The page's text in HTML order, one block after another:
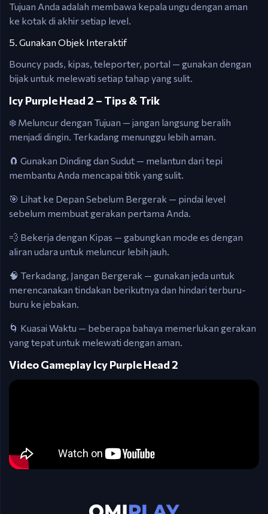
Tujuan Anda adalah membawa kepala ungu dengan aman
ke kotak di akhir setiap level.
5. Gunakan Objek Interaktif
Bouncy pads, kipas, teleporter, portal — gunakan dengan
bijak untuk melewati setiap tahap yang sulit.
Icy Purple Head 2 – Tips & Trik
❄️ Meluncur dengan Tujuan — jangan langsung beralih
menjadi dingin. Terkadang menunggu lebih aman.
🧲 Gunakan Dinding dan Sudut — melantun dari tepi
membantu Anda mencapai titik yang sulit.
🎯 Lihat ke Depan Sebelum Bergerak — pindai level
sebelum membuat gerakan pertama Anda.
💨 Bekerja dengan Kipas — gabungkan mode es dengan
aliran udara untuk meluncur lebih jauh.
🧠 Terkadang, Jangan Bergerak — gunakan jeda untuk
merencanakan tindakan berikutnya dan hindari terburu-
buru ke jebakan.
🌀 Kuasai Waktu — beberapa bahaya memerlukan gerakan
yang tepat untuk melewati dengan aman.
Video Gameplay Icy Purple Head 2